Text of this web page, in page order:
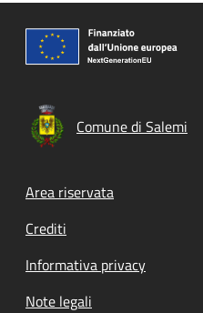
Comune di Salemi
Footer menu
Area riservata
Crediti
Informativa privacy
Note legali